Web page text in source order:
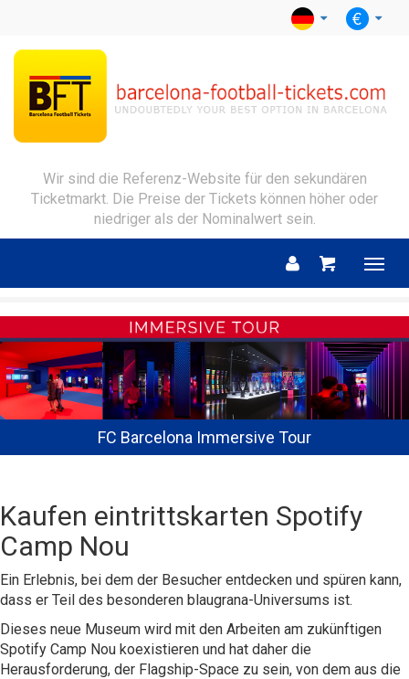
Wir sind die Referenz-Website für den sekundären
Ticketmarkt. Die Preise der Tickets können höher oder
niedriger als der Nominalwert sein.
Menu
FC Barcelona Immersive Tour
Kaufen eintrittskarten Spotify
Camp Nou
Ein Erlebnis, bei dem der Besucher entdecken und spüren kann,
dass er Teil des besonderen blaugrana-Universums ist.
Dieses neue Museum wird mit den Arbeiten am zukünftigen
Spotify Camp Nou koexistieren und hat daher die
Herausforderung, der Flagship-Space zu sein, von dem aus die